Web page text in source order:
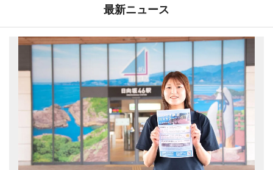
最新ニュース